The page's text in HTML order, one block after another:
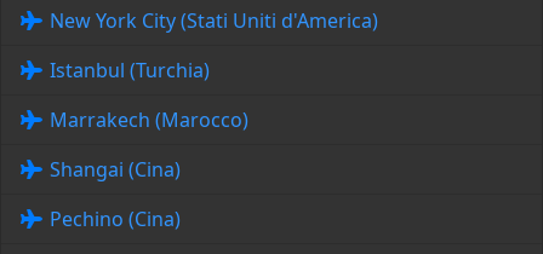
New York City (Stati Uniti d'America)
Istanbul (Turchia)
Marrakech (Marocco)
Shangai (Cina)
Pechino (Cina)